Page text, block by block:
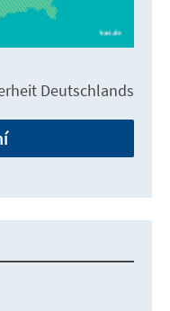
Deutschlands